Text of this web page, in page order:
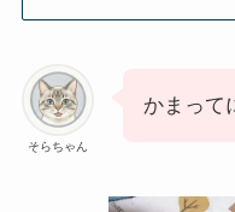
そらちゃん
かまって